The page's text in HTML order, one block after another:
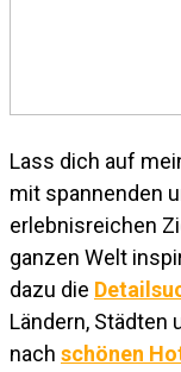
Lass dich auf
mit spannenden
erlebnisreichen
ganzen Welt
dazu die
Ländern, Städten
nach schönen